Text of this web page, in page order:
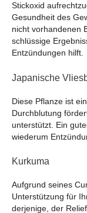
Stickoxid
Gesundheit des
nicht vorhandenen
schlüssige
Entzündungen hilft.
Japanische
Diese Pflanze ist
Durchblutung
unterstützt. Ein
wiederum
Kurkuma
Aufgrund seines
Unterstützung für
derjenige, der